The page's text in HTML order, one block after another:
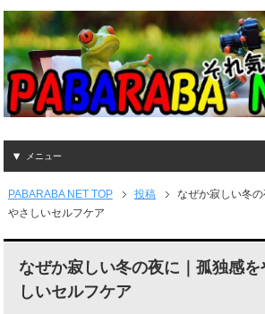
メニュー
PABARABA NET TOP 投稿
なぜか寂しい冬
やさしいセルフケア
なぜか寂しい冬の夜に｜孤独感を
しいセルフケア